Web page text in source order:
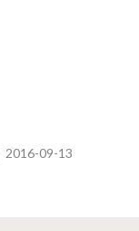
2016-09-13